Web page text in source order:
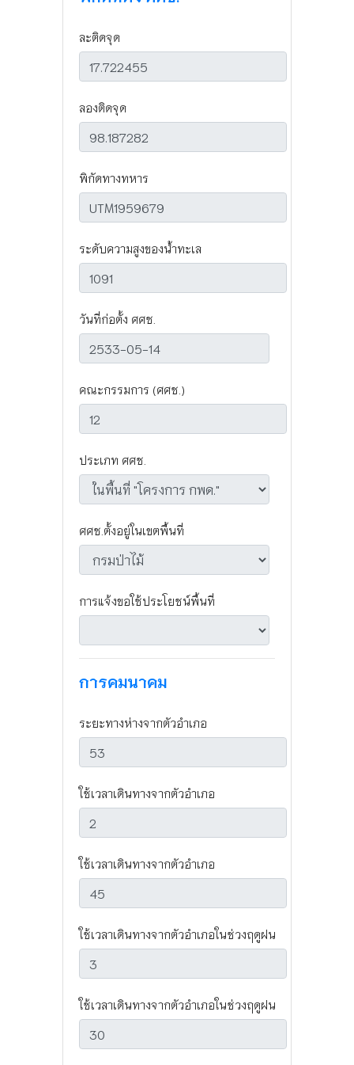
ละติดจุด
ลองติดจุด
พิกัดทางทหาร
ระดับความสูงของน้ำทะเล
วันที่ก่อตั้ง ศศช.
คณะกรรมการ (ศศช.)
ประเภท ศศช.
ศศช.ตั้งอยู่ในเขตพื้นที่
การแจ้งขอใช้ประโยชน์พื้นที่
การคมนาคม
ระยะทางห่างจากตัวอำเภอ
ใช้เวลาเดินทางจากตัวอำเภอ
ใช้เวลาเดินทางจากตัวอำเภอ
ใช้เวลาเดินทางจากตัวอำเภอในช่วงฤดูฝน
ใช้เวลาเดินทางจากตัวอำเภอในช่วงฤดูฝน